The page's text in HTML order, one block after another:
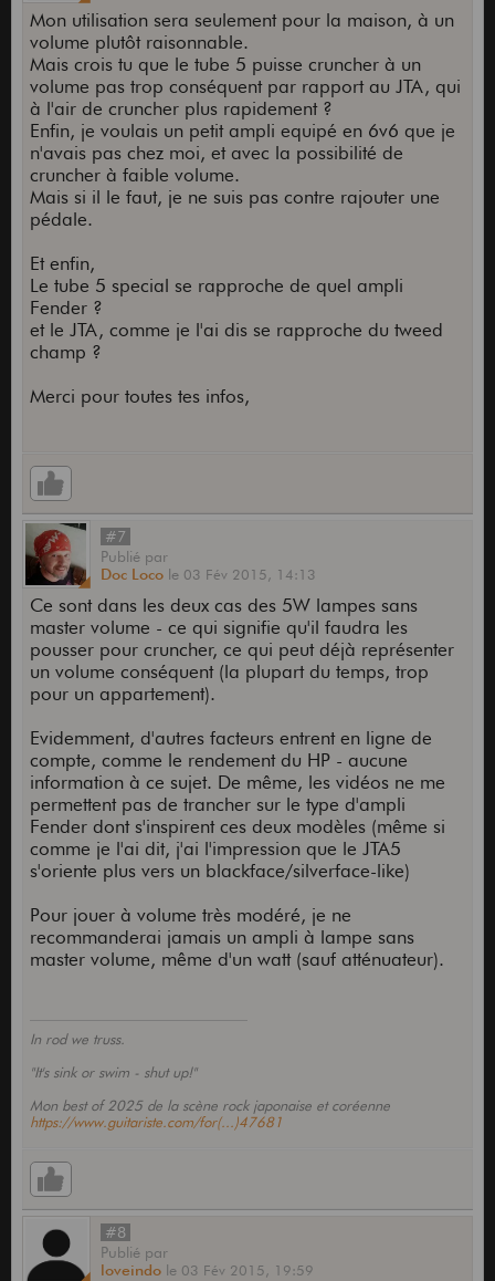
Mon utilisation sera seulement pour la maison, à un
volume plutôt raisonnable.
Mais crois tu que le tube 5 puisse cruncher à un
volume pas trop conséquent par rapport au JTA, qui
à l'air de cruncher plus rapidement ?
Enfin, je voulais un petit ampli equipé en 6v6 que je
n'avais pas chez moi, et avec la possibilité de
cruncher à faible volume.
Mais si il le faut, je ne suis pas contre rajouter une
pédale.
Et enfin,
Le tube 5 special se rapproche de quel ampli
Fender ?
et le JTA, comme je l'ai dis se rapproche du tweed
champ ?
Merci pour toutes tes infos,
#7
Publié par
Doc Loco le 03 Fév 2015, 14:13
Ce sont dans les deux cas des 5W lampes sans
master volume - ce qui signifie qu'il faudra les
pousser pour cruncher, ce qui peut déjà représenter
un volume conséquent (la plupart du temps, trop
pour un appartement).
Evidemment, d'autres facteurs entrent en ligne de
compte, comme le rendement du HP - aucune
information à ce sujet. De même, les vidéos ne me
permettent pas de trancher sur le type d'ampli
Fender dont s'inspirent ces deux modèles (même si
comme je l'ai dit, j'ai l'impression que le JTA5
s'oriente plus vers un blackface/silverface-like)
Pour jouer à volume très modéré, je ne
recommanderai jamais un ampli à lampe sans
master volume, même d'un watt (sauf atténuateur).
In rod we truss.
"It's sink or swim - shut up!"
Mon best of 2025 de la scène rock japonaise et coréenne
https://www.guitariste.com/for(...)47681
#8
Publié par
loveindo le 03 Fév 2015, 19:59